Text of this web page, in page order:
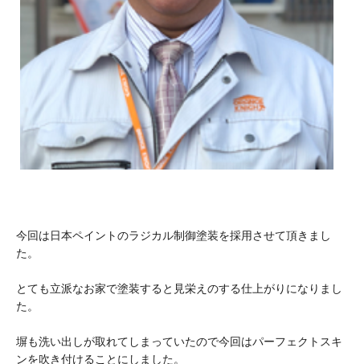
今回は日本ペイントのラジカル制御塗装を採用させて頂きまし
た。
とても立派なお家で塗装すると見栄えのする仕上がりになりまし
た。
塀も洗い出しが取れてしまっていたので今回はパーフェクトスキ
ンを吹き付けることにしました。